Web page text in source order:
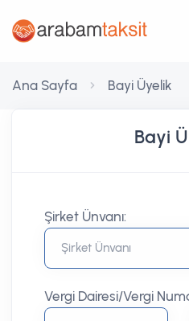
Ana Sayfa Bayi Üyelik
Bayi
Şirket Ünvanı:
Vergi Dairesi/Vergi